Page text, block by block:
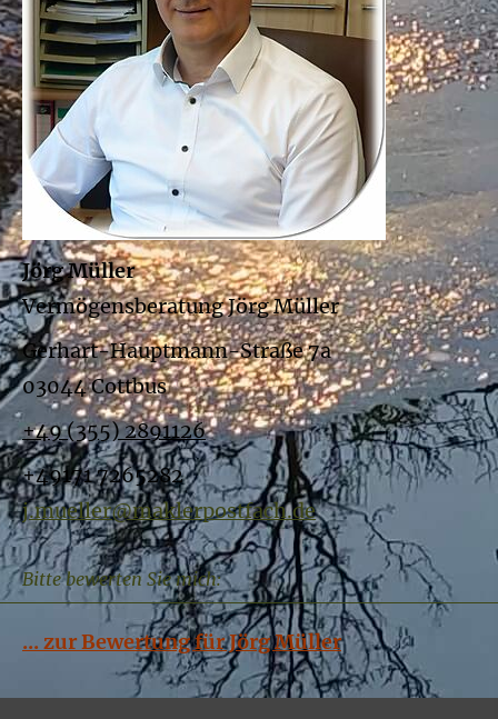
Jörg Müller
Vermögensberatung Jörg Müller
Gerhart-Hauptmann-Straße 7a
03044 Cottbus
+49 (355) 2891126
+49171 7265282
j.mueller@maklerpostfach.de
Bitte bewerten Sie mich:
... zur Bewertung für Jörg Müller